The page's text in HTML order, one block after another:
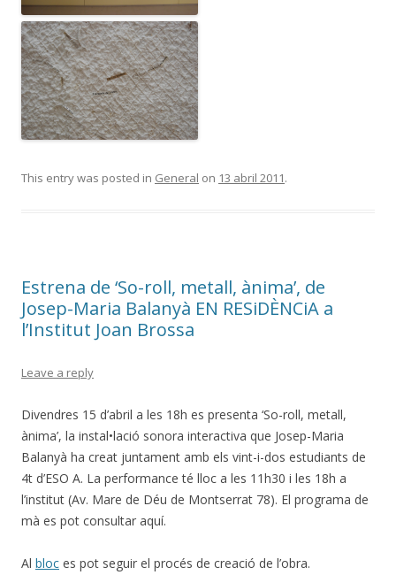
This entry was posted in General on 13 abril 2011.
Estrena de ‘So-roll, metall, ànima’, de
Josep-Maria Balanyà EN RESiDÈNCiA a
l’Institut Joan Brossa
Leave a reply
Divendres 15 d’abril a les 18h es presenta ‘So-roll, metall,
ànima’, la instal•lació sonora interactiva que Josep-Maria
Balanyà ha creat juntament amb els vint-i-dos estudiants de
4t d’ESO A. La performance té lloc a les 11h30 i les 18h a
l’institut (Av. Mare de Déu de Montserrat 78). El programa de
mà es pot consultar aquí.
Al bloc es pot seguir el procés de creació de l’obra.